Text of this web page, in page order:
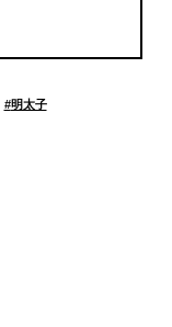
#明太子